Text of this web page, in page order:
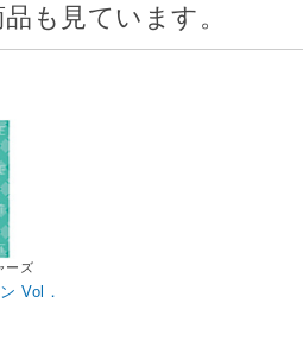
も見ています。
ーズ
Vol．